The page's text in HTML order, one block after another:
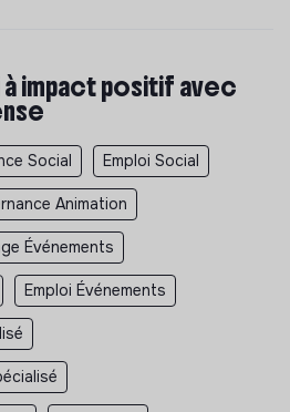
à impact positif avec
Social Emploi Social
Animation
Événements
Emploi Événements